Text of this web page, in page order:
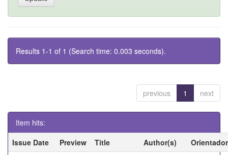
Results 1-1 of 1 (Search time: 0.003 seconds).
previous 1 next
Item hits:
Issue Date
Preview Title Author(s)
Orientador